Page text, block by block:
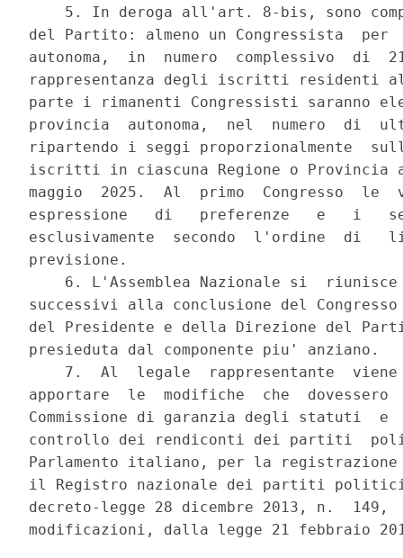
5. In deroga all'art. 8-bis, sono
del Partito: almeno un Congressista
autonoma,  in  numero  complessivo
rappresentanza degli iscritti residenti
parte i rimanenti Congressisti saranno
provincia  autonoma,  nel  numero  di
ripartendo i seggi proporzionalmente
iscritti in ciascuna Regione o Provincia
maggio  2025.  Al  primo  Congresso  le
espressione   di   preferenze   e   i
esclusivamente  secondo  l'ordine  di
previsione.
6. L'Assemblea Nazionale si
successivi alla conclusione del
del Presidente e della Direzione del
presieduta dal componente piu' anziano.
7.  Al  legale  rappresentante
apportare  le  modifiche  che
Commissione di garanzia degli statuti
controllo dei rendiconti dei partiti
Parlamento italiano, per la registrazione
il Registro nazionale dei partiti
decreto-legge 28 dicembre 2013, n.
modificazioni, dalla legge 21 febbraio